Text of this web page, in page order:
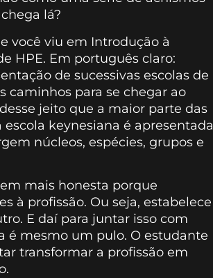
lá?
você viu em Introdução à
HPE. Em português claro:
de sucessivas escolas de
caminhos para se chegar ao
jeito que a maior parte das
keynesiana é apresentada
núcleos, espécies, grupos e
mais honesta porque
à profissão. Ou seja, estabelece
E daí para juntar isso com
é mesmo um pulo. O estudante
transformar a profissão em